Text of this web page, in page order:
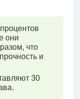
они
что
и
30